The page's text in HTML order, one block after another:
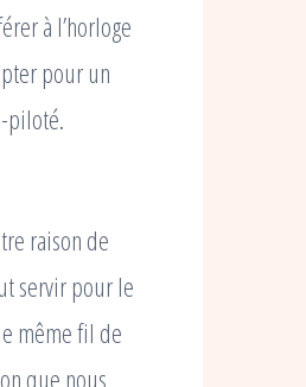
à l’horloge
pour un
piloté.
raison de
servir pour le
même fil de
que nous